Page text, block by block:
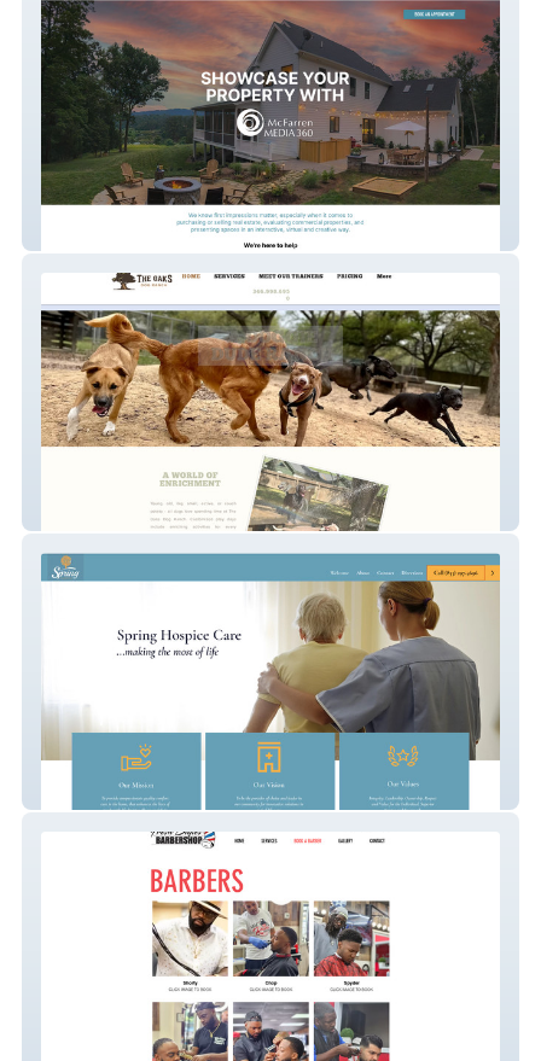
McFarren Media 360
The Oaks Dog Ranch
Spring Hospice Care